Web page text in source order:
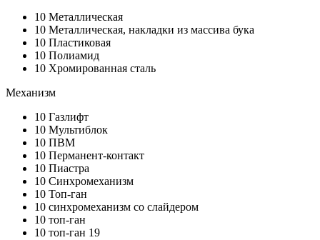
10 Металлическая
10 Металлическая, накладки из массива бука
10 Пластиковая
10 Полиамид
10 Хромированная сталь
Механизм
10 Газлифт
10 Мультиблок
10 ПВМ
10 Перманент-контакт
10 Пиастра
10 Синхромеханизм
10 Топ-ган
10 синхромеханизм со слайдером
10 топ-ган
10 топ-ган 19